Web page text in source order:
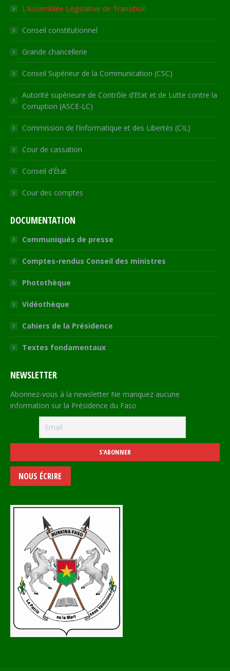
in
new
window
in
new
window
in
new
window
in
new
window
opens
in
new
L’Assemblée Législative de Transition
Conseil constitutionnel
Grande chancellerie
Conseil Supérieur de la Communication (CSC)
Autorité supérieure de Contrôle d’Etat et de Lutte contre la
Corruption (ASCE-LC)
Commission de l’Informatique et des Libertés (CIL)
Cour de cassation
Conseil d’État
Cour des comptes
DOCUMENTATION
Communiqués de presse
Comptes-rendus Conseil des ministres
Photothèque
Vidéothèque
Cahiers de la Présidence
Textes fondamentaux
NEWSLETTER
Abonnez-vous à la newsletter Ne manquez aucune
information sur la Présidence du Faso
NOUS ÉCRIRE